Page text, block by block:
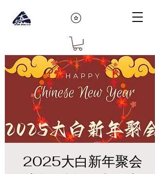
2025大白新年聚会